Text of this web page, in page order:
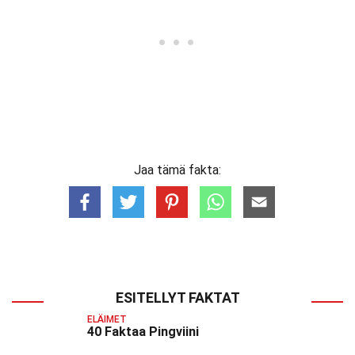
Jaa tämä fakta:
ESITELLYT FAKTAT
ELÄIMET
40 Faktaa Pingviini